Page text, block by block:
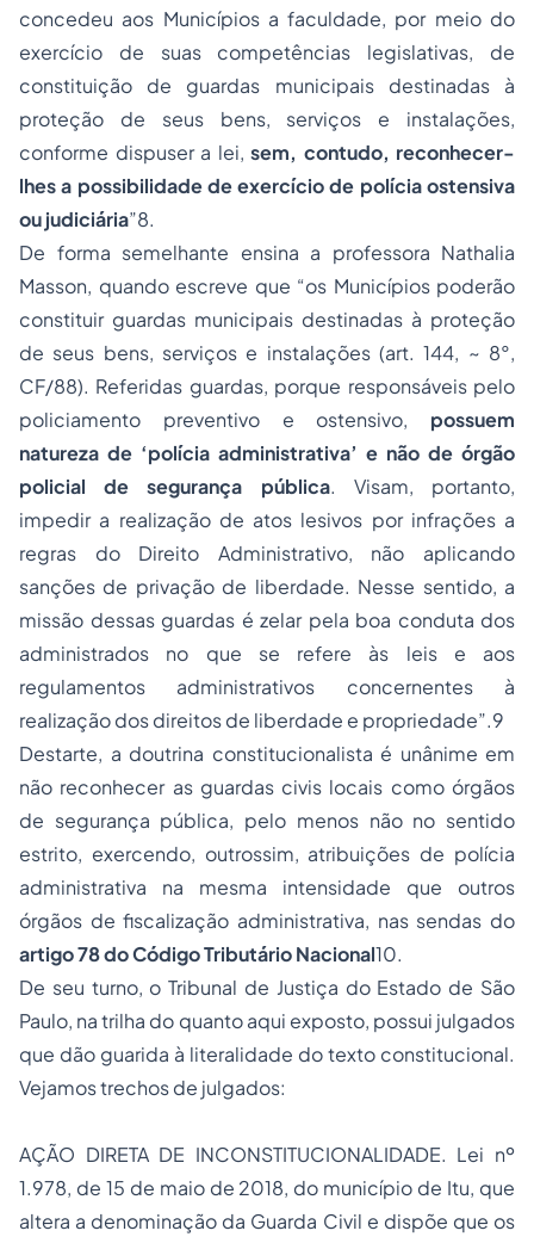
concedeu aos Municípios a faculdade, por meio do
exercício de suas competências legislativas, de
constituição de guardas municipais destinadas à
proteção de seus bens, serviços e instalações,
conforme dispuser a lei, sem, contudo, reconhecer-
lhes a possibilidade de exercício de polícia ostensiva
ou judiciária”8.
De forma semelhante ensina a professora Nathalia
Masson, quando escreve que “os Municípios poderão
constituir guardas municipais destinadas à proteção
de seus bens, serviços e instalações (art. 144, ~ 8°,
CF/88). Referidas guardas, porque responsáveis pelo
policiamento preventivo e ostensivo, possuem
natureza de ‘polícia administrativa’ e não de órgão
policial de segurança pública. Visam, portanto,
impedir a realização de atos lesivos por infrações a
regras do Direito Administrativo, não aplicando
sanções de privação de liberdade. Nesse sentido, a
missão dessas guardas é zelar pela boa conduta dos
administrados no que se refere às leis e aos
regulamentos administrativos concernentes à
realização dos direitos de liberdade e propriedade”.9
Destarte, a doutrina constitucionalista é unânime em
não reconhecer as guardas civis locais como órgãos
de segurança pública, pelo menos não no sentido
estrito, exercendo, outrossim, atribuições de polícia
administrativa na mesma intensidade que outros
órgãos de fiscalização administrativa, nas sendas do
artigo 78 do Código Tributário Nacional10.
De seu turno, o Tribunal de Justiça do Estado de São
Paulo, na trilha do quanto aqui exposto, possui julgados
que dão guarida à literalidade do texto constitucional.
Vejamos trechos de julgados:
AÇÃO DIRETA DE INCONSTITUCIONALIDADE. Lei nº
1.978, de 15 de maio de 2018, do município de Itu, que
altera a denominação da Guarda Civil e dispõe que os